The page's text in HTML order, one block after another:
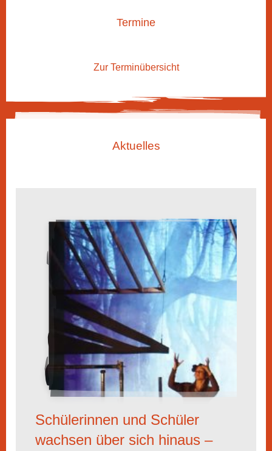
Termine
Zur Terminübersicht
Aktuelles
Schülerinnen und Schüler
wachsen über sich hinaus –